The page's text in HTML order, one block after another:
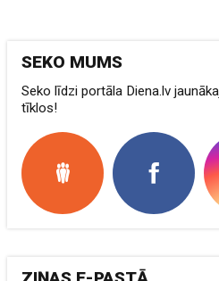
SEKO MUMS
Seko līdzi portāla Diena.lv
tīklos!